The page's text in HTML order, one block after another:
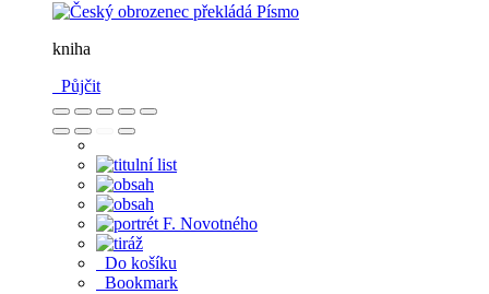
kniha
Půjčit
Do košíku
Bookmark